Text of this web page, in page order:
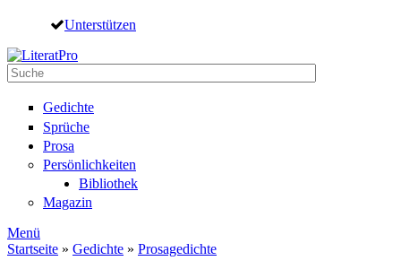
Direkt zum Inhalt
Unterstützen
Suche
Gedichte
Sprüche
Prosa
Persönlichkeiten
Bibliothek
Magazin
Menü
Startseite » Gedichte » Prosagedichte